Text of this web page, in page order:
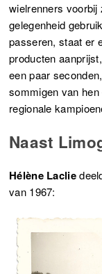
wielrenners
gelegenheid
passeren, staat er
producten
een paar
sommigen van
regionale
Naast
Hélène Laclie
van 1967: